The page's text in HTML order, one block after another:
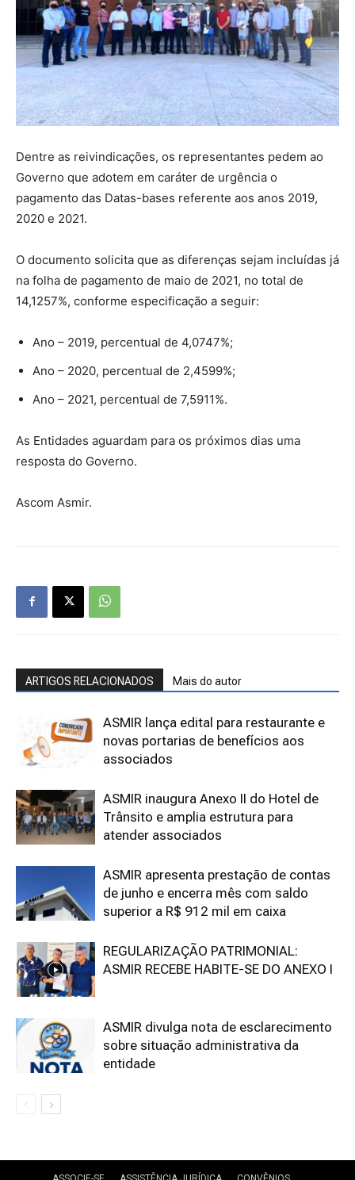
Dentre as reivindicações, os representantes pedem ao
Governo que adotem em caráter de urgência o
pagamento das Datas-bases referente aos anos 2019,
2020 e 2021.
O documento solicita que as diferenças sejam incluídas já
na folha de pagamento de maio de 2021, no total de
14,1257%, conforme especificação a seguir:
Ano – 2019, percentual de 4,0747%;
Ano – 2020, percentual de 2,4599%;
Ano – 2021, percentual de 7,5911%.
As Entidades aguardam para os próximos dias uma
resposta do Governo.
Ascom Asmir.
ARTIGOS RELACIONADOS Mais do autor
ASMIR lança edital para restaurante e
novas portarias de benefícios aos
associados
ASMIR inaugura Anexo II do Hotel de
Trânsito e amplia estrutura para
atender associados
ASMIR apresenta prestação de contas
de junho e encerra mês com saldo
superior a R$ 912 mil em caixa
REGULARIZAÇÃO PATRIMONIAL:
ASMIR RECEBE HABITE-SE DO ANEXO I
ASMIR divulga nota de esclarecimento
sobre situação administrativa da
entidade